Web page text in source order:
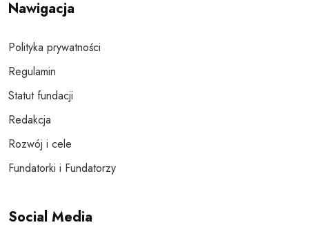
Nawigacja
Polityka prywatności
Regulamin
Statut fundacji
Redakcja
Rozwój i cele
Fundatorki i Fundatorzy
Social Media